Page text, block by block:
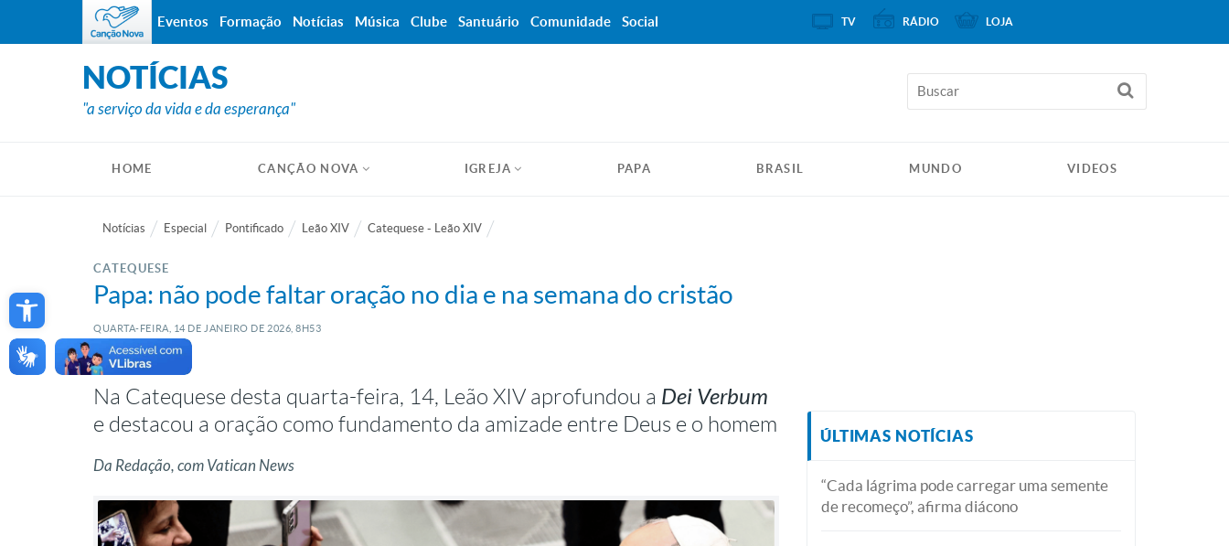
Open toolbar
NOTÍCIAS
"a serviço da vida e da esperança"
HOME CANÇÃO NOVA IGREJA PAPA BRASIL MUNDO VIDEOS
Notícias Especial Pontificado Leão XIV Catequese - Leão XIV
CATEQUESE
Papa: não pode faltar oração no dia e na semana do cristão
QUARTA-FEIRA, 14 DE JANEIRO DE 2026, 8H53
Na Catequese desta quarta-feira, 14, Leão XIV aprofundou a Dei Verbum
e destacou a oração como fundamento da amizade entre Deus e o homem
Da Redação, com Vatican News
ÚLTIMAS NOTÍCIAS
“Cada lágrima pode carregar uma semente
de recomeço”, afirma diácono
Eventos Formação Notícias Música Clube Santuário Comunidade Social TV RÁDIO LOJA